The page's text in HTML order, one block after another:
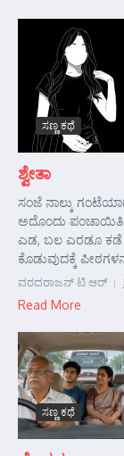
ಸಣ್ಣ ಕಥೆ
ಶ್ವೇತಾ
ಸಂಜೆ ನಾಲ್ಕು
ಅದೊಂದು ಪಂಚಾಯಿತಿ
ಎಡ, ಬಲ ಎರಡೂ ಕಡೆ
ಕೊಡುವುದಕ್ಕೆ
ವರದರಾಜನ್ ಟಿ ಆರ್
Read More
ಸಣ್ಣ ಕಥೆ